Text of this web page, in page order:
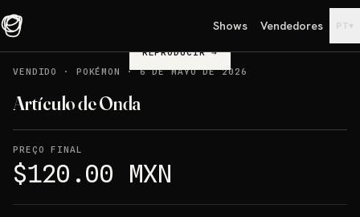
Shows Vendedores PT▾
REPRODUCIR→
VENDIDO
· POKÉMON ·6 DE MAYO DE 2026
Artículo de Onda
PREÇO FINAL
$120.00 MXN